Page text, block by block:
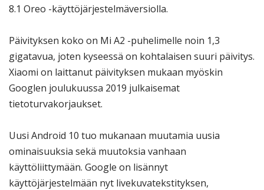
8.1 Oreo -käyttöjärjestelmäversiolla.
Päivityksen koko on Mi A2 -puhelimelle noin 1,3
gigatavua, joten kyseessä on kohtalaisen suuri päivitys.
Xiaomi on laittanut päivityksen mukaan myöskin
Googlen joulukuussa 2019 julkaisemat
tietoturvakorjaukset.
Uusi Android 10 tuo mukanaan muutamia uusia
ominaisuuksia sekä muutoksia vanhaan
käyttöliittymään. Google on lisännyt
käyttöjärjestelmään nyt livekuvatekstityksen,